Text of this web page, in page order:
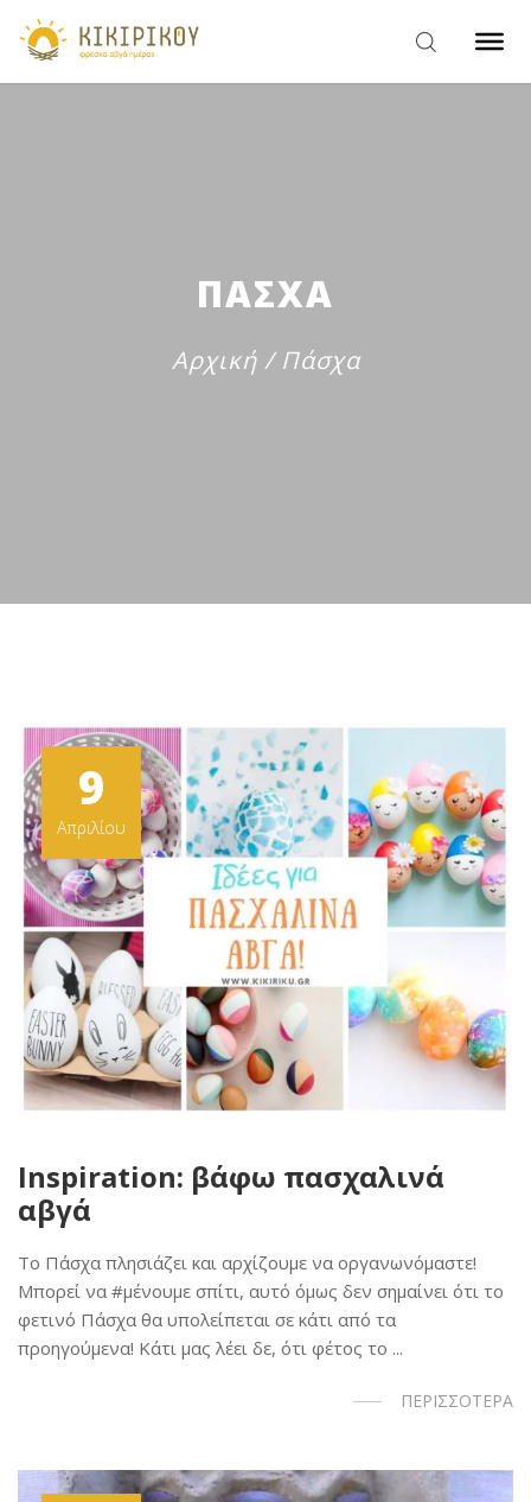
ΠΑΣΧΑ
Αρχική/ Πάσχα
9
Απριλίου
Inspiration: βάφω πασχαλινά
αβγά
Το Πάσχα πλησιάζει και αρχίζουμε να οργανωνόμαστε!
Μπορεί να #μένουμε σπίτι, αυτό όμως δεν σημαίνει ότι το
φετινό Πάσχα θα υπολείπεται σε κάτι από τα
προηγούμενα! Κάτι μας λέει δε, ότι φέτος το ...
ΠΕΡΙΣΣΟΤΕΡΑ